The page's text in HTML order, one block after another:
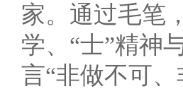
家。通过毛笔
学、“士”精神
言“非做不可